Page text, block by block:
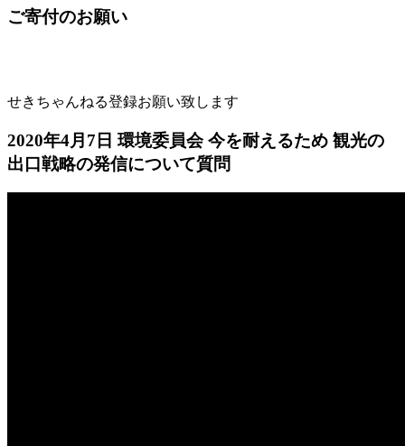
ご寄付のお願い
せきちゃんねる登録お願い致します
2020年4月7日 環境委員会 今を耐えるため 観光の
出口戦略の発信について質問